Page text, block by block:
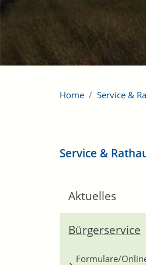
Home Service &
Service &
Aktuelles
Bürgerservice
Formulare/